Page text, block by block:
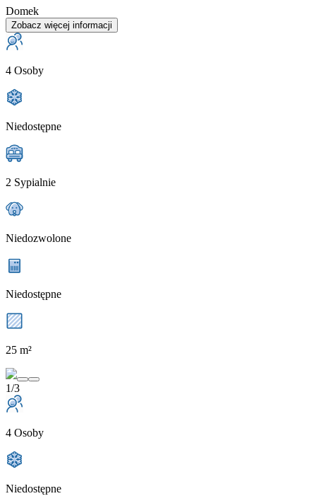
Domek
Zobacz więcej informacji
4 Osoby
Niedostępne
2 Sypialnie
Niedozwolone
Niedostępne
25 m²
1/3
4 Osoby
Niedostępne